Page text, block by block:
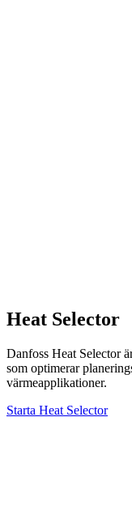
Heat Selector
Danfoss Heat Selector
som optimerar
värmeapplikationer.
Starta Heat Selector